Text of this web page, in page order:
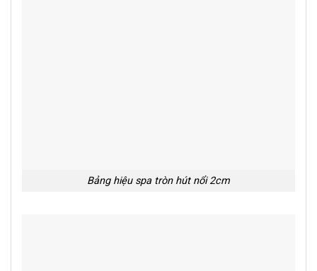
Bảng hiệu spa tròn hút nổi 2cm